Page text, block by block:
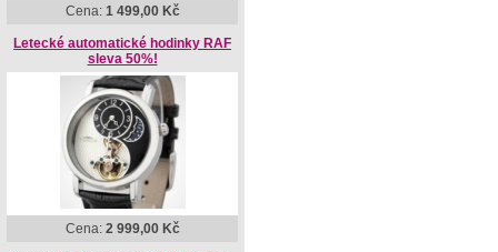
Cena: 1 499,00 Kč
Letecké automatické hodinky RAF
sleva 50%!
Cena: 2 999,00 Kč